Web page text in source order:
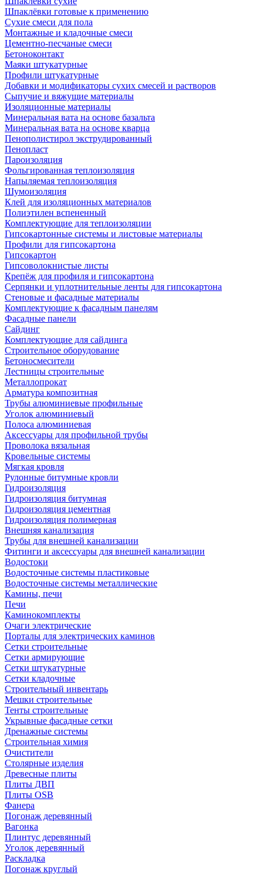
Шпаклёвки готовые к применению
Сухие смеси для пола
Монтажные и кладочные смеси
Цементно-песчаные смеси
Бетоноконтакт
Маяки штукатурные
Профили штукатурные
Добавки и модификаторы сухих смесей и растворов
Сыпучие и вяжущие материалы
Изоляционные материалы
Минеральная вата на основе базальта
Минеральная вата на основе кварца
Пенополистирол экструдированный
Пенопласт
Пароизоляция
Фольгированная теплоизоляция
Напыляемая теплоизоляция
Шумоизоляция
Клей для изоляционных материалов
Полиэтилен вспененный
Комплектующие для теплоизоляции
Гипсокартонные системы и листовые материалы
Профили для гипсокартона
Гипсокартон
Гипсоволокнистые листы
Крепёж для профиля и гипсокартона
Серпянки и уплотнительные ленты для гипсокартона
Стеновые и фасадные материалы
Комплектующие к фасадным панелям
Фасадные панели
Сайдинг
Комплектующие для сайдинга
Строительное оборудование
Бетоносмесители
Лестницы строительные
Металлопрокат
Арматура композитная
Трубы алюминиевые профильные
Уголок алюминиевый
Полоса алюминиевая
Аксессуары для профильной трубы
Проволока вязальная
Кровельные системы
Мягкая кровля
Рулонные битумные кровли
Гидроизоляция
Гидроизоляция битумная
Гидроизоляция цементная
Гидроизоляция полимерная
Внешняя канализация
Трубы для внешней канализации
Фитинги и аксессуары для внешней канализации
Водостоки
Водосточные системы пластиковые
Водосточные системы металлические
Камины, печи
Печи
Каминокомплекты
Очаги электрические
Порталы для электрических каминов
Сетки строительные
Сетки армирующие
Сетки штукатурные
Сетки кладочные
Строительный инвентарь
Мешки строительные
Тенты строительные
Укрывные фасадные сетки
Дренажные системы
Строительная химия
Очистители
Столярные изделия
Древесные плиты
Плиты ДВП
Плиты OSB
Фанера
Погонаж деревянный
Вагонка
Плинтус деревянный
Уголок деревянный
Раскладка
Погонаж круглый